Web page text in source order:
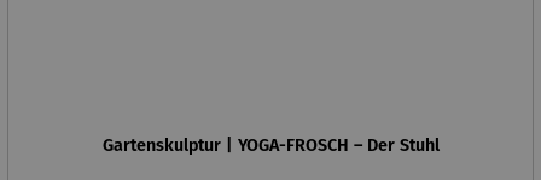
Gartenskulptur | YOGA-FROSCH – Der Stuhl